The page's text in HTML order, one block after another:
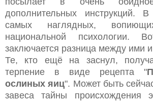
дополнительных инструкций.
самых наглядных,
национальной
заключается разница между ими
Те, кто ещё на заснул,
терпение в виде рецепта "
ослиных яиц". Может быть
завеса тайны происхождения